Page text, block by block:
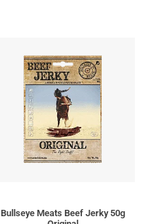
Bullseye Meats Beef Jerky 50g